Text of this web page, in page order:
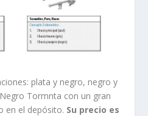
plata y negro, negro y
Tormnta con un gran
en el depósito. Su precio es